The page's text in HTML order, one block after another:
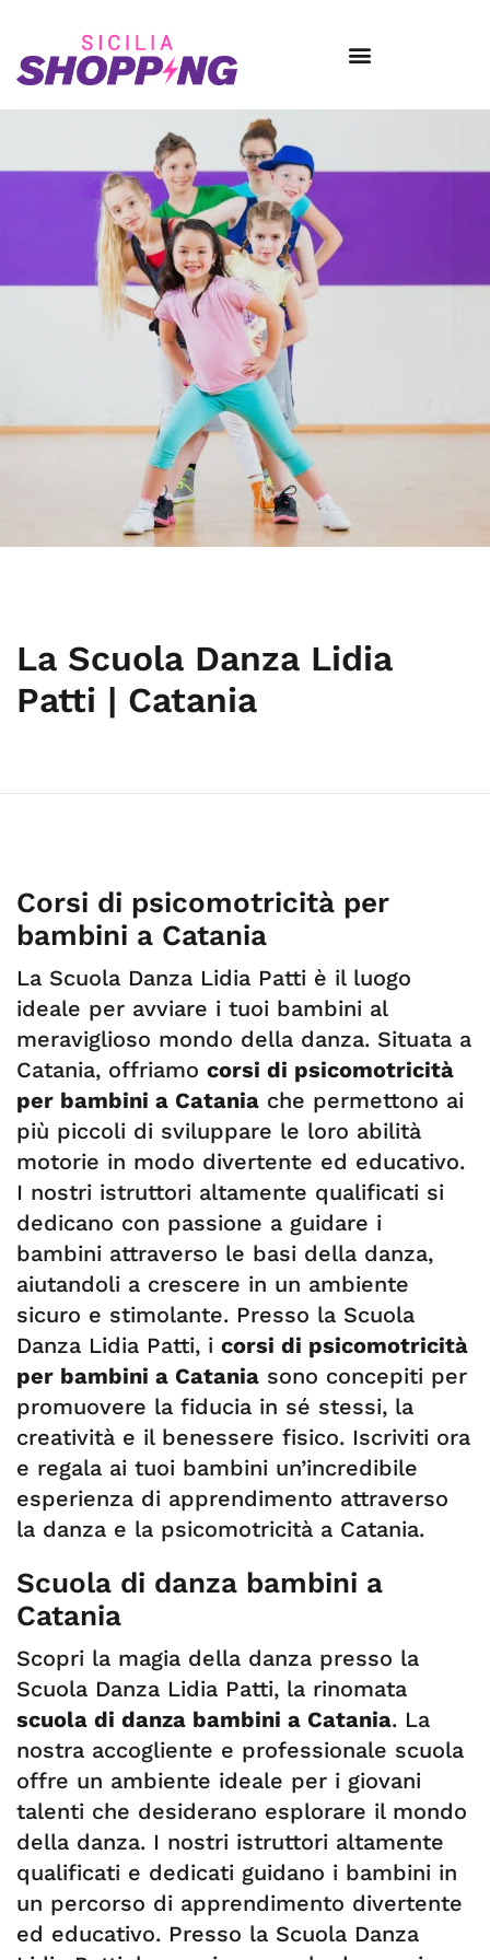
La Scuola Danza Lidia
Patti | Catania
Corsi di psicomotricità per
bambini a Catania
La Scuola Danza Lidia Patti è il luogo
ideale per avviare i tuoi bambini al
meraviglioso mondo della danza. Situata a
Catania, offriamo corsi di psicomotricità
per bambini a Catania che permettono ai
più piccoli di sviluppare le loro abilità
motorie in modo divertente ed educativo.
I nostri istruttori altamente qualificati si
dedicano con passione a guidare i
bambini attraverso le basi della danza,
aiutandoli a crescere in un ambiente
sicuro e stimolante. Presso la Scuola
Danza Lidia Patti, i corsi di psicomotricità
per bambini a Catania sono concepiti per
promuovere la fiducia in sé stessi, la
creatività e il benessere fisico. Iscriviti ora
e regala ai tuoi bambini un’incredibile
esperienza di apprendimento attraverso
la danza e la psicomotricità a Catania.
Scuola di danza bambini a
Catania
Scopri la magia della danza presso la
Scuola Danza Lidia Patti, la rinomata
scuola di danza bambini a Catania. La
nostra accogliente e professionale scuola
offre un ambiente ideale per i giovani
talenti che desiderano esplorare il mondo
della danza. I nostri istruttori altamente
qualificati e dedicati guidano i bambini in
un percorso di apprendimento divertente
ed educativo. Presso la Scuola Danza